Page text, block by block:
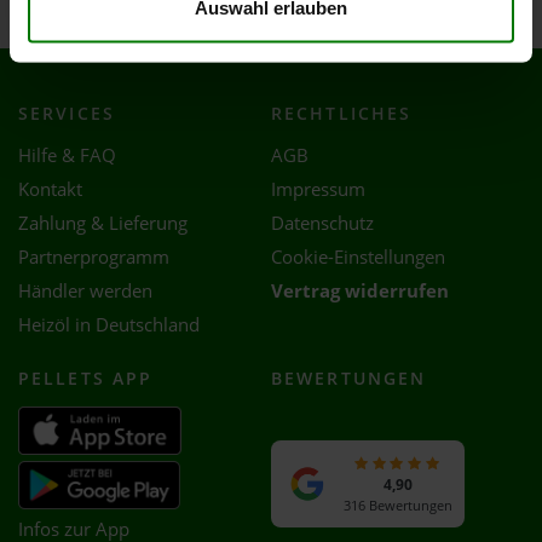
Auswahl erlauben
SERVICES
Hilfe & FAQ
Kontakt
Zahlung & Lieferung
Partnerprogramm
Händler werden
Heizöl in Deutschland
RECHTLICHES
AGB
Impressum
Datenschutz
Cookie-Einstellungen
Vertrag widerrufen
PELLETS APP
Infos zur App
BEWERTUNGEN
4,90
316 Bewertungen